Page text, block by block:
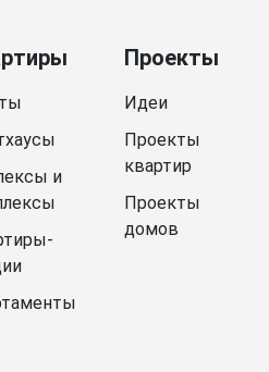
и
Проекты
Идеи
Проекты
квартир
Проекты
домов